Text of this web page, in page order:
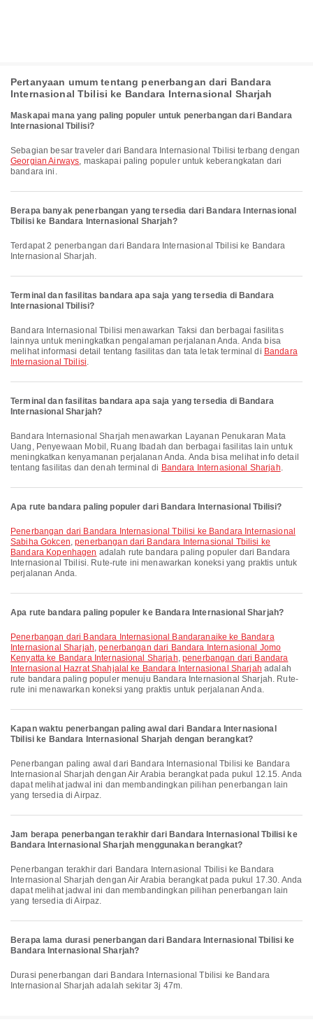
Pertanyaan umum tentang penerbangan dari Bandara
Internasional Tbilisi ke Bandara Internasional Sharjah
Maskapai mana yang paling populer untuk penerbangan dari Bandara
Internasional Tbilisi?
Sebagian besar traveler dari Bandara Internasional Tbilisi terbang dengan
Georgian Airways, maskapai paling populer untuk keberangkatan dari
bandara ini.
Berapa banyak penerbangan yang tersedia dari Bandara Internasional
Tbilisi ke Bandara Internasional Sharjah?
Terdapat 2 penerbangan dari Bandara Internasional Tbilisi ke Bandara
Internasional Sharjah.
Terminal dan fasilitas bandara apa saja yang tersedia di Bandara
Internasional Tbilisi?
Bandara Internasional Tbilisi menawarkan Taksi dan berbagai fasilitas
lainnya untuk meningkatkan pengalaman perjalanan Anda. Anda bisa
melihat informasi detail tentang fasilitas dan tata letak terminal di Bandara
Internasional Tbilisi.
Terminal dan fasilitas bandara apa saja yang tersedia di Bandara
Internasional Sharjah?
Bandara Internasional Sharjah menawarkan Layanan Penukaran Mata
Uang, Penyewaan Mobil, Ruang Ibadah dan berbagai fasilitas lain untuk
meningkatkan kenyamanan perjalanan Anda. Anda bisa melihat info detail
tentang fasilitas dan denah terminal di Bandara Internasional Sharjah.
Apa rute bandara paling populer dari Bandara Internasional Tbilisi?
penerbangan dari Bandara Internasional Tbilisi ke Bandara Internasional
Sabiha Gokcen,penerbangan dari Bandara Internasional Tbilisi ke
Bandara Kopenhagen adalah rute bandara paling populer dari Bandara
Internasional Tbilisi. Rute-rute ini menawarkan koneksi yang praktis untuk
perjalanan Anda.
Apa rute bandara paling populer ke Bandara Internasional Sharjah?
penerbangan dari Bandara Internasional Bandaranaike ke Bandara
Internasional Sharjah,penerbangan dari Bandara Internasional Jomo
Kenyatta ke Bandara Internasional Sharjah,penerbangan dari Bandara
Internasional Hazrat Shahjalal ke Bandara Internasional Sharjah adalah
rute bandara paling populer menuju Bandara Internasional Sharjah. Rute-
rute ini menawarkan koneksi yang praktis untuk perjalanan Anda.
Kapan waktu penerbangan paling awal dari Bandara Internasional
Tbilisi ke Bandara Internasional Sharjah dengan berangkat?
Penerbangan paling awal dari Bandara Internasional Tbilisi ke Bandara
Internasional Sharjah dengan Air Arabia berangkat pada pukul 12.15. Anda
dapat melihat jadwal ini dan membandingkan pilihan penerbangan lain
yang tersedia di Airpaz.
Jam berapa penerbangan terakhir dari Bandara Internasional Tbilisi ke
Bandara Internasional Sharjah menggunakan berangkat?
Penerbangan terakhir dari Bandara Internasional Tbilisi ke Bandara
Internasional Sharjah dengan Air Arabia berangkat pada pukul 17.30. Anda
dapat melihat jadwal ini dan membandingkan pilihan penerbangan lain
yang tersedia di Airpaz.
Berapa lama durasi penerbangan dari Bandara Internasional Tbilisi ke
Bandara Internasional Sharjah?
Durasi penerbangan dari Bandara Internasional Tbilisi ke Bandara
Internasional Sharjah adalah sekitar 3j 47m.